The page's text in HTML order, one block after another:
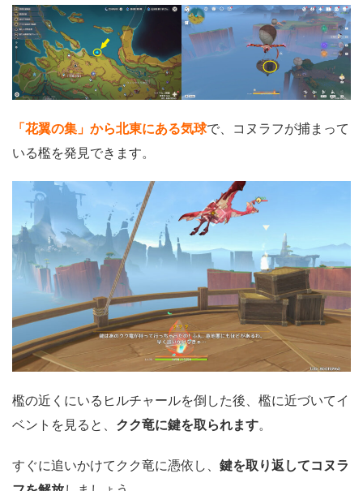
「花翼の集」から北東にある気球で、コヌラフが捕まって
いる檻を発見できます。
檻の近くにいるヒルチャールを倒した後、檻に近づいてイ
ベントを見ると、 クク竜に鍵を取られます。
すぐに追いかけてクク竜に憑依し、 鍵を取り返してコヌラ